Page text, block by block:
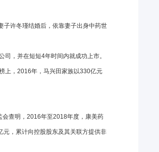
子许冬瑾结婚后，依靠妻子出身中药世
，并在短短4年时间内就成功上市。
上，2016年，马兴田家族以330亿元
查明，2016年至2018年度，康美药
，累计向控股股东及其关联方提供非